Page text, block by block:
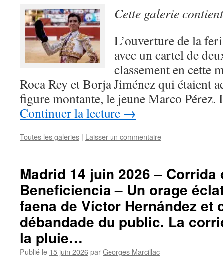
Cette galerie
L’ouverture de la
avec un cartel de
classement en cette
Roca Rey et Borja Jiménez qui étaient
figure montante, le jeune Marco
Continuer la lecture →
Toutes les galeries | Laisser un commentaire
Madrid 14 juin 2026 – Corrida
Beneficiencia – Un orage
faena de Víctor Hernández et
débandade du public. La
la pluie…
Publié le 15 juin 2026parGeorges Marcillac